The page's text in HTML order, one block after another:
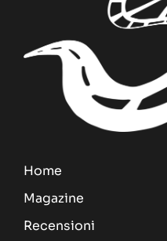
Home
Magazine
Recensioni